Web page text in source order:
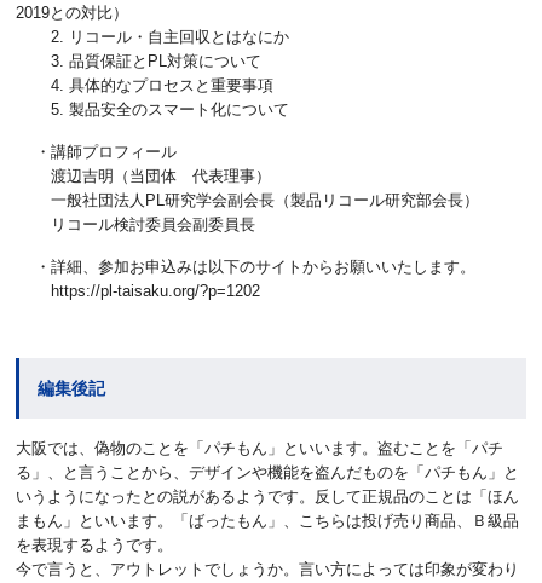
2019との対比）
2. リコール・自主回収とはなにか
3. 品質保証とPL対策について
4. 具体的なプロセスと重要事項
5. 製品安全のスマート化について
・講師プロフィール
渡辺吉明（当団体 代表理事）
一般社団法人PL研究学会副会長（製品リコール研究部会長）
リコール検討委員会副委員長
・詳細、参加お申込みは以下のサイトからお願いいたします。
https://pl-taisaku.org/?p=1202
編集後記
大阪では、偽物のことを「パチもん」といいます。盗むことを「パチ
る」、と言うことから、デザインや機能を盗んだものを「パチもん」と
いうようになったとの説があるようです。反して正規品のことは「ほん
まもん」といいます。「ばったもん」、こちらは投げ売り商品、Ｂ級品
を表現するようです。
今で言うと、アウトレットでしょうか。言い方によっては印象が変わり